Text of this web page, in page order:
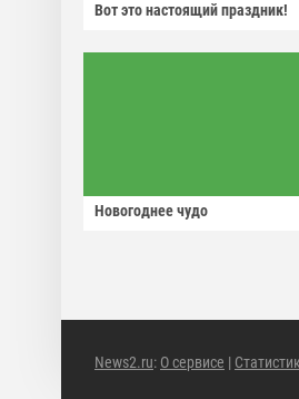
Вот это настоящий праздник!
Новогоднее чудо
News2.ru: О сервисе |